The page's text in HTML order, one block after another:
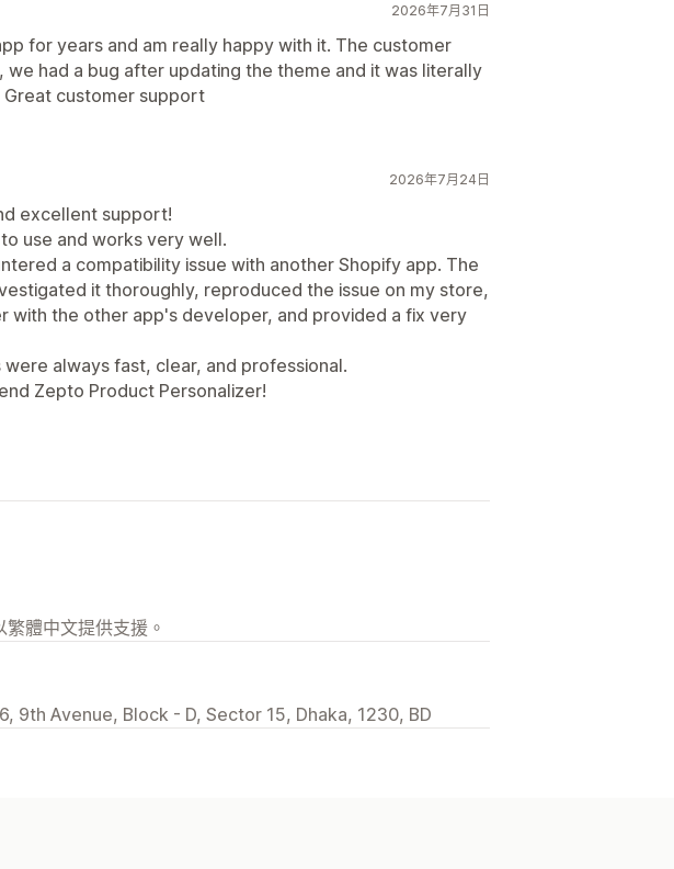
2026年7月31日
for years and am really happy with it. The customer
we had a bug after updating the theme and it was literally
Great customer support
2026年7月24日
excellent support!
use and works very well.
a compatibility issue with another Shopify app. The
it thoroughly, reproduced the issue on my store,
with the other app's developer, and provided a fix very
were always fast, clear, and professional.
Zepto Product Personalizer!
體中文提供支援。
9th Avenue, Block - D, Sector 15, Dhaka, 1230, BD